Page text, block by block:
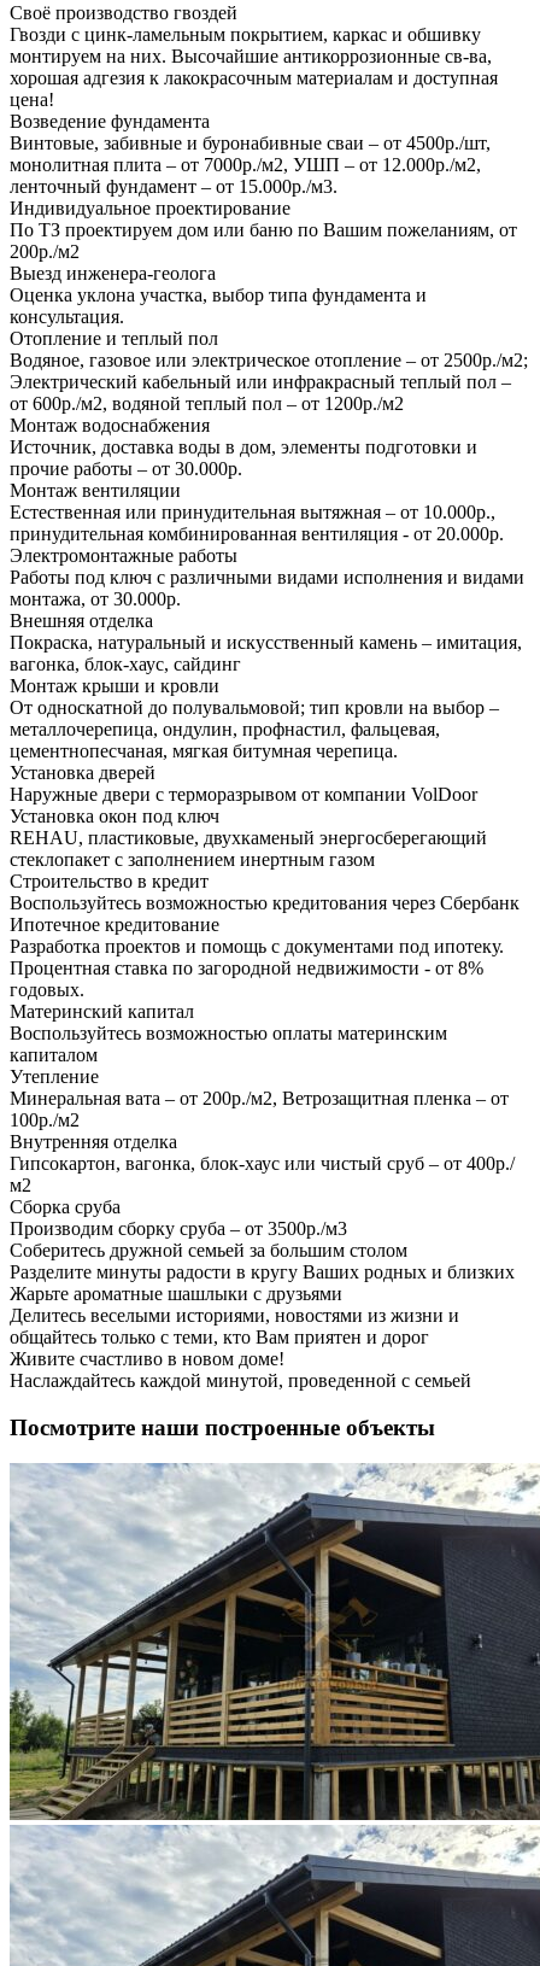
Своё производство гвоздей
Гвозди с цинк-ламельным покрытием, каркас и обшивку
монтируем на них. Высочайшие антикоррозионные св-ва,
хорошая адгезия к лакокрасочным материалам и доступная
цена!
Возведение фундамента
Винтовые, забивные и буронабивные сваи – от 4500р./шт,
монолитная плита – от 7000р./м2, УШП – от 12.000р./м2,
ленточный фундамент – от 15.000р./м3.
Индивидуальное проектирование
По ТЗ проектируем дом или баню по Вашим пожеланиям, от
200р./м2
Выезд инженера-геолога
Оценка уклона участка, выбор типа фундамента и
консультация.
Отопление и теплый пол
Водяное, газовое или электрическое отопление – от 2500р./м2;
Электрический кабельный или инфракрасный теплый пол –
от 600р./м2, водяной теплый пол – от 1200р./м2
Монтаж водоснабжения
Источник, доставка воды в дом, элементы подготовки и
прочие работы – от 30.000р.
Монтаж вентиляции
Естественная или принудительная вытяжная – от 10.000р.,
принудительная комбинированная вентиляция - от 20.000р.
Электромонтажные работы
Работы под ключ с различными видами исполнения и видами
монтажа, от 30.000р.
Внешняя отделка
Покраска, натуральный и искусственный камень – имитация,
вагонка, блок-хаус, сайдинг
Монтаж крыши и кровли
От односкатной до полувальмовой; тип кровли на выбор –
металлочерепица, ондулин, профнастил, фальцевая,
цементнопесчаная, мягкая битумная черепица.
Установка дверей
Наружные двери с терморазрывом от компании VolDoor
Установка окон под ключ
REHAU, пластиковые, двухкаменый энергосберегающий
стеклопакет с заполнением инертным газом
Строительство в кредит
Воспользуйтесь возможностью кредитования через Сбербанк
Ипотечное кредитование
Разработка проектов и помощь с документами под ипотеку.
Процентная ставка по загородной недвижимости - от 8%
годовых.
Материнский капитал
Воспользуйтесь возможностью оплаты материнским
капиталом
Утепление
Минеральная вата – от 200р./м2, Ветрозащитная пленка – от
100р./м2
Внутренняя отделка
Гипсокартон, вагонка, блок-хаус или чистый сруб – от 400р./
м2
Сборка сруба
Производим сборку сруба – от 3500р./м3
Соберитесь дружной семьей за большим столом
Разделите минуты радости в кругу Ваших родных и близких
Жарьте ароматные шашлыки с друзьями
Делитесь веселыми историями, новостями из жизни и
общайтесь только с теми, кто Вам приятен и дорог
Живите счастливо в новом доме!
Наслаждайтесь каждой минутой, проведенной с семьей
Посмотрите наши построенные объекты